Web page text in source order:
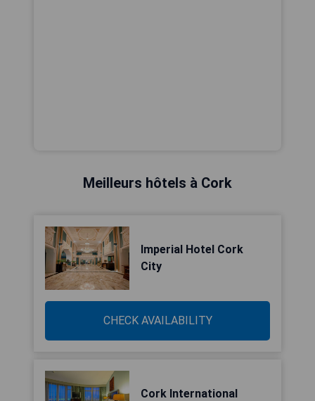
Meilleurs hôtels à Cork
Imperial Hotel Cork
City
CHECK AVAILABILITY
Cork International